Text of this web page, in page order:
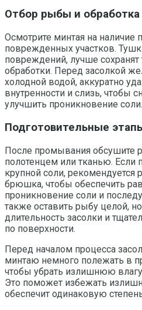
Отбор рыбы и обработка
Осмотрите минтая на наличие
поврежденных участков.
повреждений, лучше сохранят
обработки. Перед засолкой
холодной водой, аккуратно
внутренности и слизь, чтобы
улучшить проникновение соли.
Подготовительные
После промывания
полотенцем или тканью. Если
крупной соли, рекомендуется
брюшка, чтобы обеспечить
проникновение соли и
также оставить рыбу целой,
длительность засолки и
по поверхности.
Перед началом процесса
минтаю немного полежать в
чтобы убрать излишнюю влагу
Это поможет избежать
обеспечит одинаковую